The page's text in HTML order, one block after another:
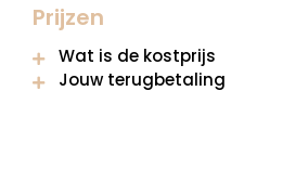
Prijzen
Wat is de kostprijs
Jouw terugbetaling